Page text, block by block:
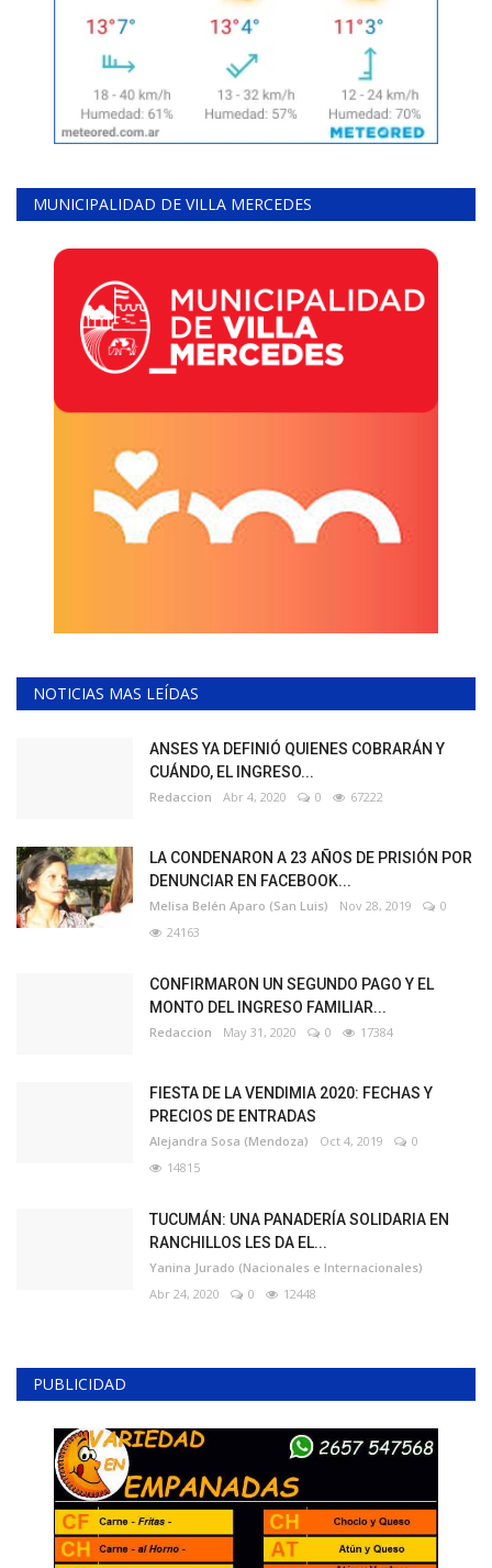
MUNICIPALIDAD DE VILLA MERCEDES
NOTICIAS MAS LEÍDAS
ANSES YA DEFINIÓ QUIENES COBRARÁN Y
CUÁNDO, EL INGRESO...
Redaccion Abr 4, 2020 0 67222
LA CONDENARON A 23 AÑOS DE PRISIÓN POR
DENUNCIAR EN FACEBOOK...
Melisa Belén Aparo (San Luis) Nov 28, 2019
0
24163
CONFIRMARON UN SEGUNDO PAGO Y EL
MONTO DEL INGRESO FAMILIAR...
Redaccion May 31, 2020 0 17384
FIESTA DE LA VENDIMIA 2020: FECHAS Y
PRECIOS DE ENTRADAS
Alejandra Sosa (Mendoza) Oct 4, 2019
0
14815
TUCUMÁN: UNA PANADERÍA SOLIDARIA EN
RANCHILLOS LES DA EL...
Yanina Jurado (Nacionales e Internacionales)
Abr 24, 2020
0 12448
PUBLICIDAD